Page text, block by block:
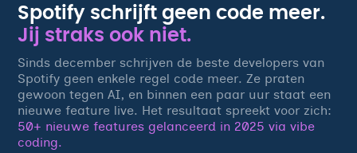
Spotify schrijft geen code meer.
Jij straks ook niet.
Sinds december schrijven de beste developers van
Spotify geen enkele regel code meer. Ze praten
gewoon tegen AI, en binnen een paar uur staat een
nieuwe feature live. Het resultaat spreekt voor zich:
50+ nieuwe features gelanceerd in 2025 via vibe
coding.